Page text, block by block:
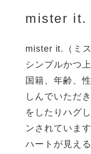
mister it.
mister it.（ミ
シンプルかつ
国籍、年齢、
しんでいただ
をしたりハグ
ンされていま
ハートが見え